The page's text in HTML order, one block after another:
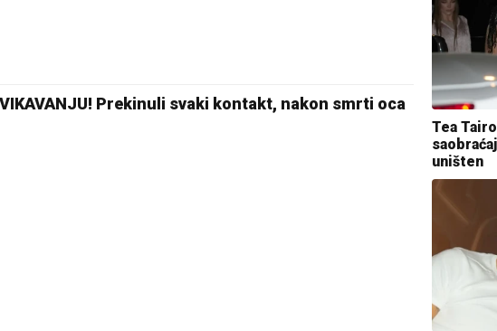
Prekinuli svaki kontakt, nakon smrti oca
Tea
uništen